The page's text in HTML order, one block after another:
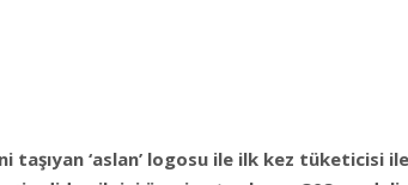
taşıyan ‘aslan’ logosu ile ilk kez tüketicisi ile